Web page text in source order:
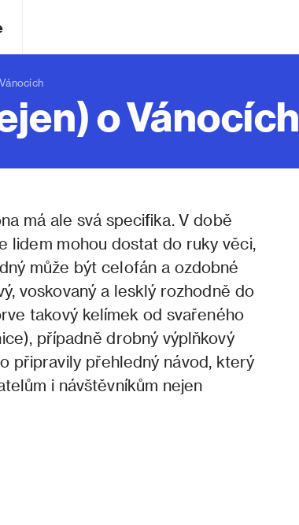
o Vánocích
má ale svá specifika. V době
lidem mohou dostat do ruky věci,
může být celofán a ozdobné
voskovaný a lesklý rozhodně do
takový kelímek od svařeného
případně drobný výplňkový
připravily přehledný návod, který
i návštěvníkům nejen